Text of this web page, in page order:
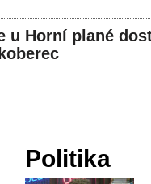
u Horní plané
Politika